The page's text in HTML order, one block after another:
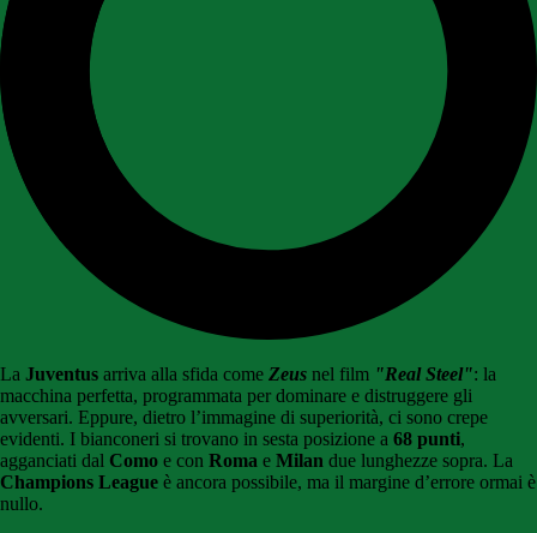
La Juventus arriva alla sfida come Zeus nel film "Real Steel": la
macchina perfetta, programmata per dominare e distruggere gli
avversari. Eppure, dietro l’immagine di superiorità, ci sono crepe
evidenti. I bianconeri si trovano in sesta posizione a 68 punti,
agganciati dal Como e con Roma e Milan due lunghezze sopra. La
Champions League è ancora possibile, ma il margine d’errore ormai è
nullo.